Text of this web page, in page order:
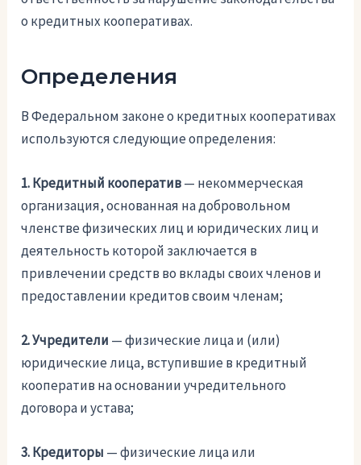
о кредитных кооперативах.
Определения
В Федеральном законе о кредитных кооперативах
используются следующие определения:
1. Кредитный кооператив— некоммерческая
организация, основанная на добровольном
членстве физических лиц и юридических лиц и
деятельность которой заключается в
привлечении средств во вклады своих членов и
предоставлении кредитов своим членам;
2. Учредители — физические лица и (или)
юридические лица, вступившие в кредитный
кооператив на основании учредительного
договора и устава;
3. Кредиторы — физические лица или